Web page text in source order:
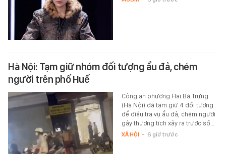
Hà Nội: Tạm giữ nhóm đối tượng ẩu đả, chém
người trên phố Huế
Công an phường Hai Bà Trưng
(Hà Nội) đã tạm giữ 4 đối tượng
để điều tra vụ ẩu đả, chém người
gây thương tích xảy ra trước số…
XÃ HỘI - 6 giờ trước